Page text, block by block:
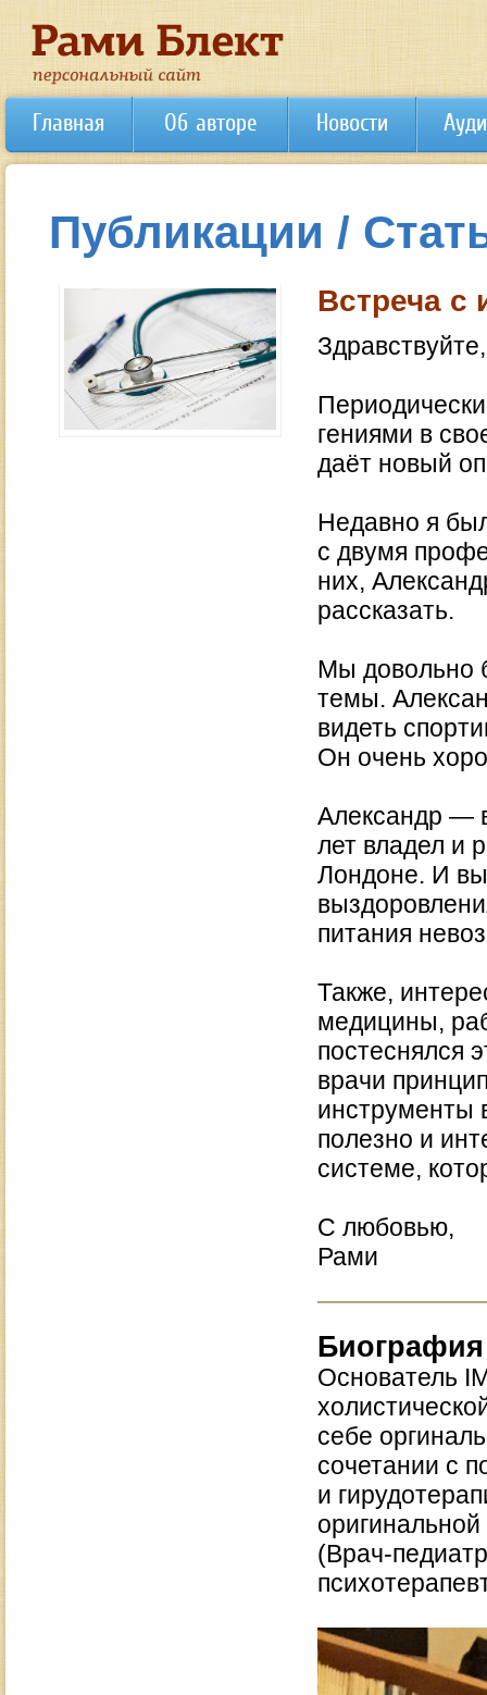
Главная Об авторе Новости
Публикации /
Встреча с
гениями в
даёт новый
Недавно я
с двумя
них,
рассказать.
Мы довольно
темы.
видеть
Он очень
Александр —
лет владел и
Лондоне. И
питания
Также,
медицины,
постеснялся
врачи
инструменты
полезно и
системе,
С любовью,
Рами
Биография
Основатель
себе
сочетании с
и
(Врач-